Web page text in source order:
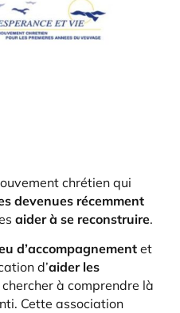
chrétien qui
devenues récemment
aider à se reconstruire.
d’accompagnement et
d’aider les
chercher à comprendre là
Cette association